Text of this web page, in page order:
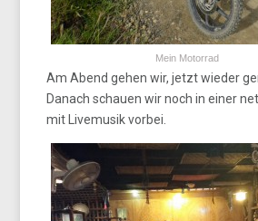
Mein Motorrad
Am Abend gehen wir, jetzt wieder
Danach schauen wir noch in einer
mit Livemusik vorbei.